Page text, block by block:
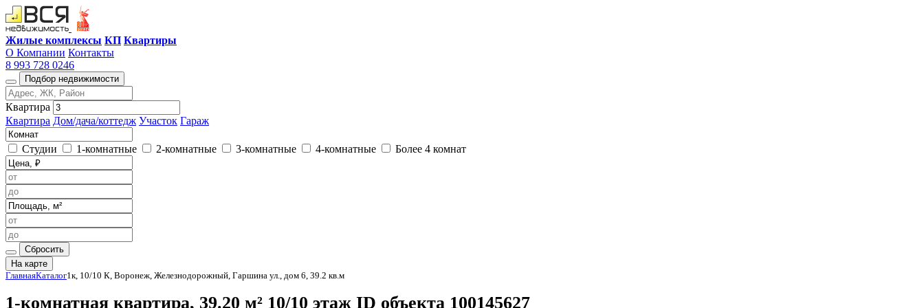
Жилые комплексы КП Квартиры
О Компании Контакты
8 993 728 0246
Подбор недвижимости
Квартира
Квартира Дом/дача/коттедж Участок Гараж
Студии 1-комнатные 2-комнатные 3-комнатные 4-комнатные Более 4 комнат
Сбросить
На карте